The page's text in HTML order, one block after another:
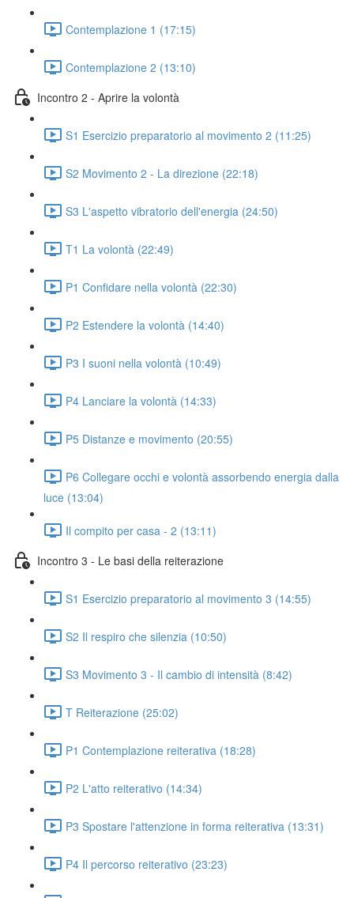
Contemplazione 1 (17:15)
Contemplazione 2 (13:10)
Incontro 2 - Aprire la volontà
S1 Esercizio preparatorio al movimento 2 (11:25)
S2 Movimento 2 - La direzione (22:18)
S3 L'aspetto vibratorio dell'energia (24:50)
T1 La volontà (22:49)
P1 Confidare nella volontà (22:30)
P2 Estendere la volontà (14:40)
P3 I suoni nella volontà (10:49)
P4 Lanciare la volontà (14:33)
P5 Distanze e movimento (20:55)
P6 Collegare occhi e volontà assorbendo energia dalla
luce (13:04)
Il compito per casa - 2 (13:11)
Incontro 3 - Le basi della reiterazione
S1 Esercizio preparatorio al movimento 3 (14:55)
S2 Il respiro che silenzia (10:50)
S3 Movimento 3 - Il cambio di intensità (8:42)
T Reiterazione (25:02)
P1 Contemplazione reiterativa (18:28)
P2 L'atto reiterativo (14:34)
P3 Spostare l'attenzione in forma reiterativa (13:31)
P4 Il percorso reiterativo (23:23)